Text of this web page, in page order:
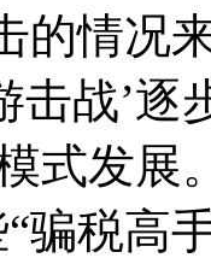
情况来
击战’
式发
骗税高